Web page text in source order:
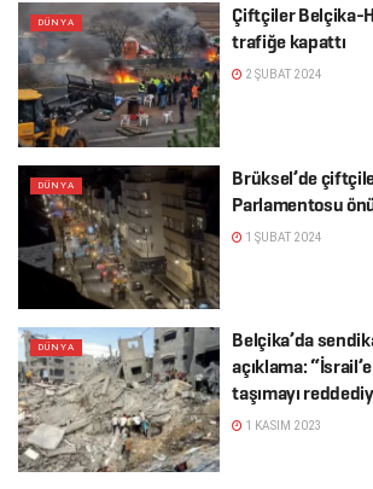
DÜNYA
Çiftçiler Belçika-
trafiğe kapattı
2 ŞUBAT 2024
DÜNYA
Brüksel’de
Parlamentosu
1 ŞUBAT 2024
DÜNYA
Belçika’da
açıklama:
taşımayı
1 KASIM 2023